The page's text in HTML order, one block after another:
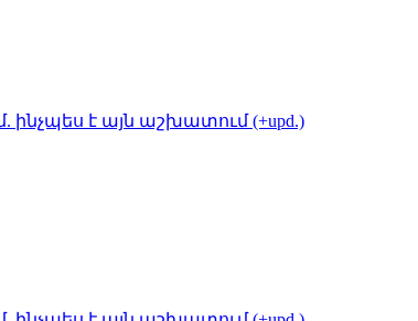
ինչպես է այն աշխատում (+upd.)